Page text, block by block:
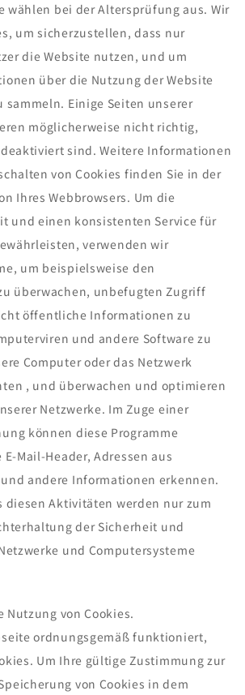
wählen bei der Altersprüfung aus. Wir
um sicherzustellen, dass nur
die Website nutzen, und um
über die Nutzung der Website
sammeln. Einige Seiten unserer
möglicherweise nicht richtig,
sind. Weitere Informationen
von Cookies finden Sie in der
Ihres Webbrowsers. Um die
und einen konsistenten Service für
verwenden wir
um beispielsweise den
überwachen, unbefugten Zugriff
öffentliche Informationen zu
und andere Software zu
Computer oder das Netzwerk
, und überwachen und optimieren
Netzwerke. Im Zuge einer
können diese Programme
Mail-Header, Adressen aus
andere Informationen erkennen.
diesen Aktivitäten werden nur zum
der Sicherheit und
und Computersysteme
von Cookies.
ordnungsgemäß funktioniert,
Um Ihre gültige Zustimmung zur
von Cookies in dem